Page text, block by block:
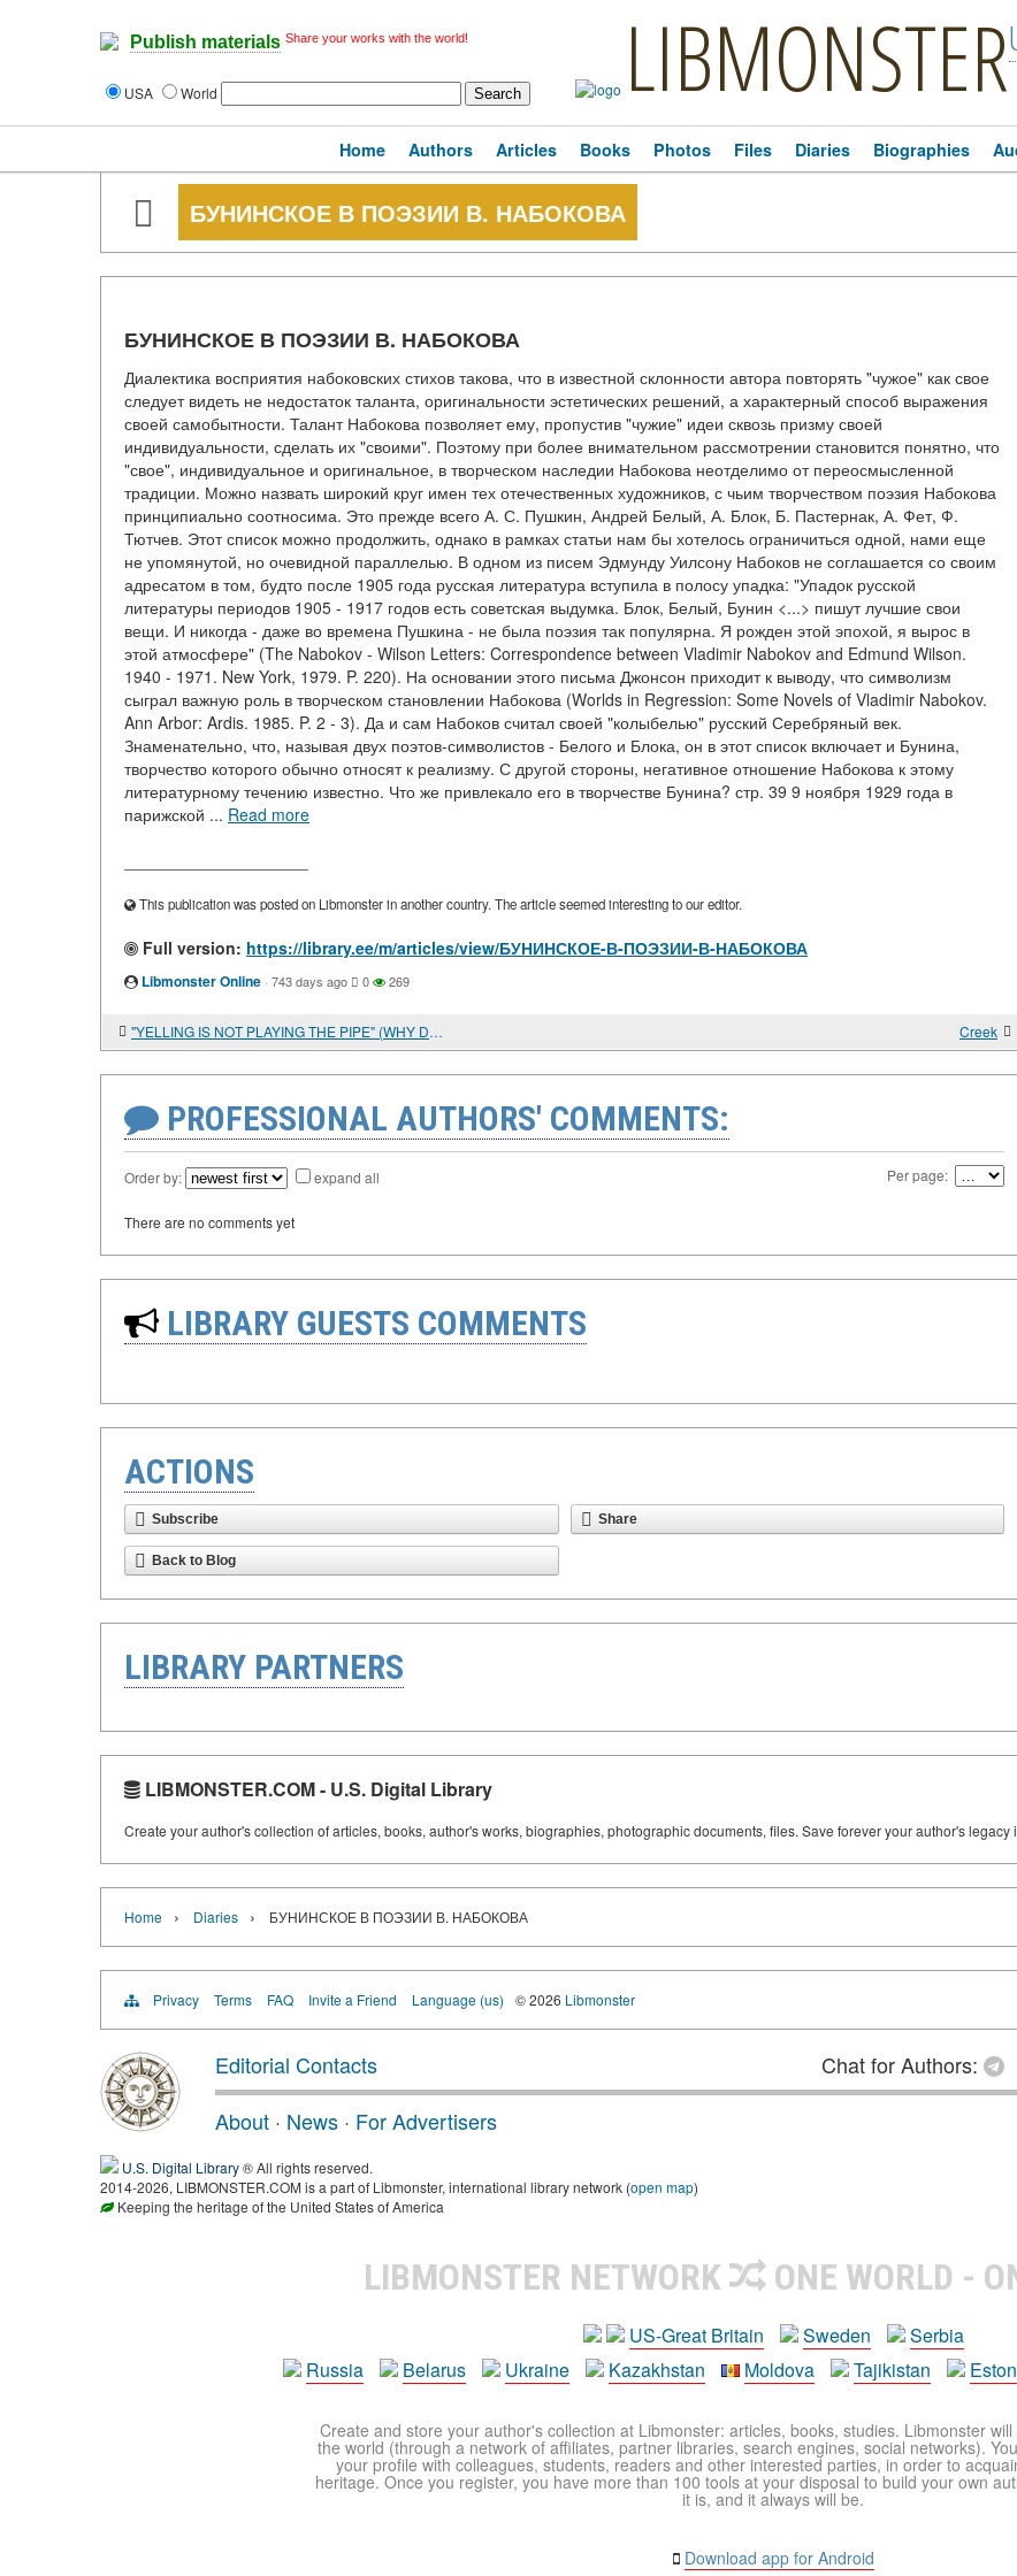
Publish materials Share your works with the world!
USA World LIBMONSTER
Home Authors Articles Books Photos Files Diaries Biographies
БУНИНСКОЕ В ПОЭЗИИ В. НАБОКОВА
БУНИНСКОЕ В ПОЭЗИИ В. НАБОКОВА
Диалектика восприятия набоковских стихов такова, что в известной склонности автора повторять "чужое" как свое
следует видеть не недостаток таланта, оригинальности эстетических решений, а характерный способ выражения
своей самобытности. Талант Набокова позволяет ему, пропустив "чужие" идеи сквозь призму своей
индивидуальности, сделать их "своими". Поэтому при более внимательном рассмотрении становится понятно, что
"свое", индивидуальное и оригинальное, в творческом наследии Набокова неотделимо от переосмысленной
традиции. Можно назвать широкий круг имен тех отечественных художников, с чьим творчеством поэзия Набокова
принципиально соотносима. Это прежде всего А. С. Пушкин, Андрей Белый, А. Блок, Б. Пастернак, А. Фет, Ф.
Тютчев. Этот список можно продолжить, однако в рамках статьи нам бы хотелось ограничиться одной, нами еще
не упомянутой, но очевидной параллелью. В одном из писем Эдмунду Уилсону Набоков не соглашается со своим
адресатом в том, будто после 1905 года русская литература вступила в полосу упадка: "Упадок русской
литературы периодов 1905 - 1917 годов есть советская выдумка. Блок, Белый, Бунин <...> пишут лучшие свои
вещи. И никогда - даже во времена Пушкина - не была поэзия так популярна. Я рожден этой эпохой, я вырос в
этой атмосфере" (The Nabokov - Wilson Letters: Correspondence between Vladimir Nabokov and Edmund Wilson.
1940 - 1971. New York, 1979. P. 220). На основании этого письма Джонсон приходит к выводу, что символизм
сыграл важную роль в творческом становлении Набокова (Worlds in Regression: Some Novels of Vladimir Nabokov.
Ann Arbor: Ardis. 1985. P. 2 - 3). Да и сам Набоков считал своей "колыбелью" русский Серебряный век.
Знаменательно, что, называя двух поэтов-символистов - Белого и Блока, он в этот список включает и Бунина,
творчество которого обычно относят к реализму. С другой стороны, негативное отношение Набокова к этому
литературному течению известно. Что же привлекало его в творчестве Бунина? стр. 39 9 ноября 1929 года в
парижской ... Read more
This publication was posted on Libmonster in another country. The article seemed interesting to our editor.
Full version: https://library.ee/m/articles/view/БУНИНСКОЕ-В-ПОЭЗИИ-В-НАБОКОВА
Libmonster Online · 743 days ago 0 269
"YELLING IS NOT PLAYING THE PIPE" (WHY DO PROVERBS BECOME OBSOLETE?) Creek
PROFESSIONAL AUTHORS' COMMENTS:
Order by: expand all Per page:
There are no comments yet
LIBRARY GUESTS COMMENTS
ACTIONS
Subscribe Share
Back to Blog
LIBRARY PARTNERS
LIBMONSTER.COM - U.S. Digital Library
Create your author's collection of articles, books, author's works, biographies, photographic documents, files. Save forever your author's legacy
Home › Diaries › БУНИНСКОЕ В ПОЭЗИИ В. НАБОКОВА
Privacy Terms FAQ Invite a Friend Language (us) © 2026 Libmonster
Editorial Contacts Chat for Authors:
About · News · For Advertisers
U.S. Digital Library® All rights reserved.
2014-2026, LIBMONSTER.COM is a part of Libmonster, international library network (open map)
Keeping the heritage of the United States of America
LIBMONSTER NETWORK ONE WORLD -
US-Great Britain Sweden
Serbia
Russia
Belarus Ukraine Kazakhstan Moldova Tajikistan
Create and store your author's collection at Libmonster: articles, books, studies. Libmonster
the world (through a network of affiliates, partner libraries, search engines, social networks).
your profile with colleagues, students, readers and other interested parties, in order to
heritage. Once you register, you have more than 100 tools at your disposal to build your own
it is, and it always will be.
Download app for Android